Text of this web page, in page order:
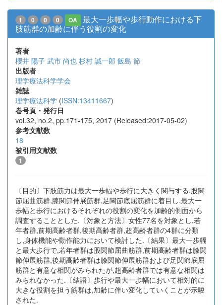
1 0 0 0 OA
最大一歩幅や歩行動作における下
肢筋群の加齢に伴う役割の変化
著者
櫻井 陽子 武市 尚也 杉村 誠一郎 飯島 節
出版者
理学療法科学学会
雑誌
理学療法科学 (ISSN:13411667)
巻号頁・発行日
vol.32, no.2, pp.171-175, 2017 (Released:2017-05-02)
参考文献数
18
被引用文献数
1
〔目的〕下肢筋力は最大一歩幅や歩行に大きく関与する.股関
節屈曲筋群,膝関節伸展筋群,足関節底屈筋群に着目し,最大一
歩幅と歩行におけるそれぞれの役割の変化を加齢的側面から
調査することとした.〔対象と方法〕女性77名を対象とし,若
年者群,前期高齢者群,後期高齢者群,超高齢者群の4群に分類
し,身体機能や動作能力において検討した.〔結果〕最大一歩幅
と最大歩行で,若年者群は股関節屈曲筋群,前期高齢者群は膝関
節伸展筋群,後期高齢者群は膝関節伸展筋群および足関節底屈
筋群と有意な相関がみられたが,超高齢者群では有意な相関は
みられなかった.〔結語〕歩行や最大一歩幅において相対的に
大きな役割を担う筋群は,加齢に伴い変化していくことが示唆
された.